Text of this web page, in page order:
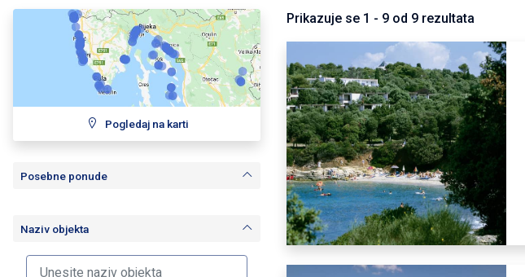
Pogledaj na karti
Posebne ponude
Naziv objekta
Prikazuje se 1 - 9 od 9 rezultata